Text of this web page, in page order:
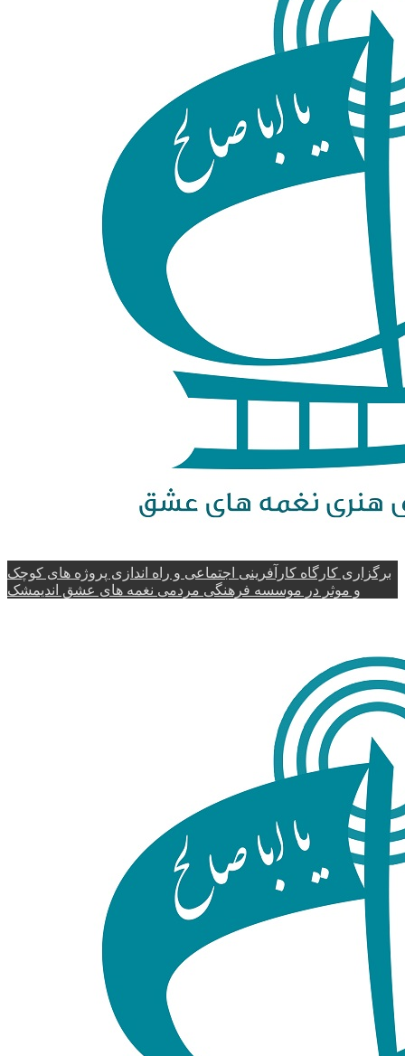
برگزاری کارگاه کارآفرینی اجتماعی و راه اندازی پروژه های کوچک
و موثر در موسسه فرهنگی مردمی نغمه های عشق اندیمشک